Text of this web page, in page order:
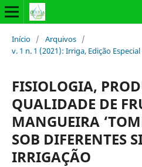
Início / Arquivos /
v. 1 n. 1 (2021): Irriga, Edição
FISIOLOGIA,
QUALIDADE DE
MANGUEIRA
SOB DIFERENTES
IRRIGAÇÃO